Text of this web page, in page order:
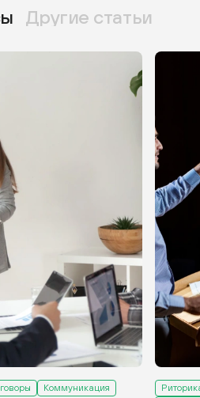
Другие статьи
Коммуникация